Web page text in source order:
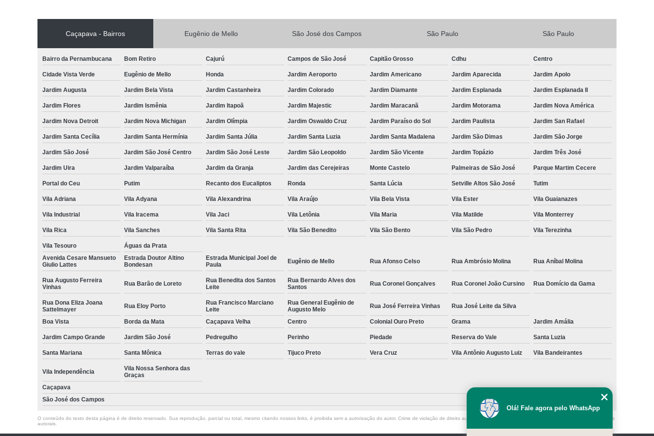
Veterinario 24hs
Veterinária 24 Horas
Veterinária 24 Horas Perto de Mim
Veterinária 24h
Veterinária 24h Perto de Mim
Veterinário 24 Horas
Veterinário 24 Horas Mais Próximo
Veterinário 24 Horas Perto de Mim
Veterinário 24h
Veterinário 24h Perto de Mim
Veterinário 24hrs
Vet Popular 24 Horas
Veterinario a Preço Popular
Veterinária Popular
Veterinária Popular 24 Horas
Veterinário 24 Horas Popular
Veterinário Popular
Veterinário Popular 24 Horas
Veterinário Popular 24h
Veterinário Popular Perto de Mim Veterinário Preço Popular
Caçapava - Bairros Eugênio de Mello São José dos Campos São Paulo São Paulo
Bairro da Pernambucana Bom Retiro Cajurú Campos de São José Capitão Grosso Cdhu Centro
Cidade Vista Verde Eugênio de Mello Honda Jardim Aeroporto Jardim Americano Jardim Aparecida Jardim Apolo
Jardim Augusta Jardim Bela Vista Jardim Castanheira Jardim Colorado Jardim Diamante Jardim Esplanada Jardim Esplanada II
Jardim Flores Jardim Ismênia Jardim Itapoã Jardim Majestic Jardim Maracanã Jardim Motorama Jardim Nova América
Jardim Nova Detroit Jardim Nova Michigan Jardim Olímpia Jardim Oswaldo Cruz Jardim Paraíso do Sol Jardim Paulista Jardim San Rafael
Jardim Santa Cecília Jardim Santa Hermínia Jardim Santa Júlia Jardim Santa Luzia Jardim Santa Madalena Jardim São Dimas Jardim São Jorge
Jardim São José Jardim São José Centro Jardim São José Leste Jardim São Leopoldo Jardim São Vicente Jardim Topázio Jardim Três José
Jardim Uira Jardim Valparaíba Jardim da Granja Jardim das Cerejeiras Monte Castelo Palmeiras de São José Parque Martim Cecere
Portal do Ceu Putim Recanto dos Eucaliptos Ronda Santa Lúcia Setville Altos São José Tutim
Vila Adriana Vila Adyana Vila Alexandrina Vila Araújo Vila Bela Vista Vila Ester Vila Guaianazes
Vila Industrial Vila Iracema Vila Jaci Vila Letônia Vila Maria Vila Matilde Vila Monterrey
Vila Rica Vila Sanches Vila Santa Rita Vila São Benedito Vila São Bento Vila São Pedro Vila Terezinha
Vila Tesouro
Águas da Prata
Avenida Cesare Mansueto
Giulio Lattes
Estrada Doutor Altino
Bondesan
Estrada Municipal Joel de
Paula
Eugênio de Mello Rua Afonso Celso Rua Ambrósio Molina Rua Aníbal Molina
Rua Augusto Ferreira
Vinhas
Rua Barão de Loreto
Rua Benedita dos Santos
Leite
Rua Bernardo Alves dos
Santos
Rua Coronel Gonçalves Rua Coronel João Cursino Rua Domício da Gama
Rua Dona Eliza Joana
Sattelmayer
Rua Eloy Porto
Rua Francisco Marciano
Leite
Rua General Eugênio de
Augusto Melo
Rua José Ferreira Vinhas Rua José Leite da Silva
Boa Vista Borda da Mata Caçapava Velha Centro Colonial Ouro Preto Grama Jardim Amália
Jardim Campo Grande Jardim São José Pedregulho Perinho Piedade Reserva do Vale Santa Luzia
Santa Mariana Santa Mônica Terras do vale Tijuco Preto Vera Cruz Vila Antônio Augusto Luiz Vila Bandeirantes
Vila Independência
Vila Nossa Senhora das
Graças
Caçapava
São José dos Campos
O conteúdo do texto desta página é de direito reservado. Sua reprodução, parcial ou total, mesmo citando nossos links, é proibida sem a autorização do autor. Crime de violação de direito autoral – artigo 184 do Código Penal –
Lei 9610/98 - Lei de direitos
autorais
Olá! Fale agora pelo WhatsApp